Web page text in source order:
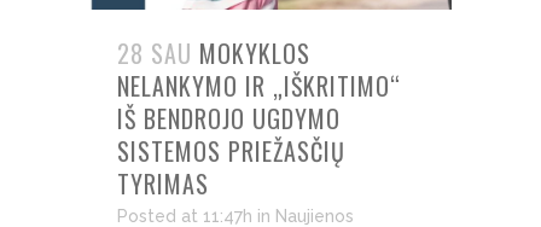
28 SAU MOKYKLOS
NELANKYMO IR „IŠKRITIMO“
IŠ BENDROJO UGDYMO
SISTEMOS PRIEŽASČIŲ
TYRIMAS
Posted at 11:47h in Naujienos